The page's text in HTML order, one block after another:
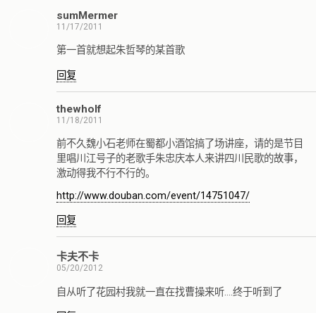
sumMermer
11/17/2011
第一首就想起朱哲琴的某首歌
回复
thewholf
11/18/2011
前不久魏小石老师在蜀都小酒馆搞了场讲座，请的是节目
里唱川江号子的老歌手朱忠庆本人来讲四川民歌的故事，
激动得我不行不行的。
http://www.douban.com/event/14751047/
回复
卡夫不卡
05/20/2012
自从听了花园村我就一直在找曹操来听….终于听到了